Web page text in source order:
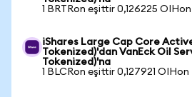
1 BRTRon eşittir 0,126225 OIHon
iShares Large Cap Core
Tokenized)'dan VanEck Oil
Tokenized)'na
1 BLCRon eşittir 0,127921 OIHon